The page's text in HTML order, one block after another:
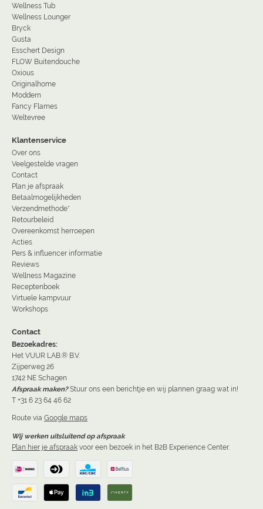
Wellness Tub
Wellness Lounger
Bryck
Gusta
Esschert Design
FLOW Buitendouche
Oxious
Originalhome
Moddern
Fancy Flames
Weltevree
Klantenservice
Over ons
Veelgestelde vragen
Contact
Plan je afspraak
Betaalmogelijkheden
Verzendmethode*
Retourbeleid
Overeenkomst herroepen
Acties
Pers & influencer informatie
Reviews
Wellness Magazine
Receptenboek
Virtuele kampvuur
Workshops
Contact
Bezoekadres:
Het VUUR LAB.® B.V.
Zijperweg 26
1742 NE Schagen
Afspraak maken? Stuur ons een berichtje en wij plannen graag wat in!
T +31 6 23 64 46 62
Route via Google maps
Wij werken uitsluitend op afspraak
Plan hier je afspraak voor een bezoek in het B2B Experience Center.